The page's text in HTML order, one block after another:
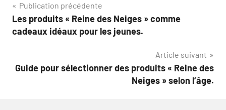
Navigation
de
Publication précédente
Les produits « Reine des Neiges » comme
cadeaux idéaux pour les jeunes.
Article suivant
Guide pour sélectionner des produits « Reine des
Neiges » selon l’âge.